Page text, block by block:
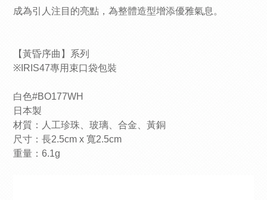
成為引人注目的亮點，為整體造型增添優雅氣息。
【黃昏序曲】系列
※IRIS47專用束口袋包裝
白色#BO177WH
日本製
材質：人工珍珠、玻璃、合金、黃銅
尺寸：長2.5cm x 寬2.5cm
重量：6.1g